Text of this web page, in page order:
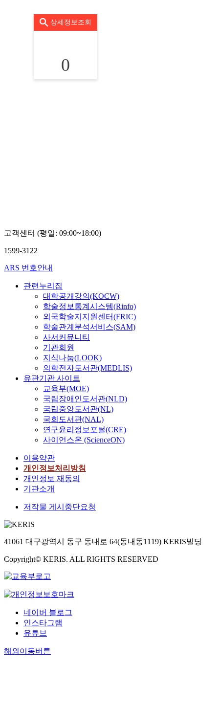
상세정보조회
0
고객센터 (평일: 09:00~18:00)
1599-3122
ARS 번호안내
관련누리집
대학공개강의(KOCW)
학술정보통계시스템(Rinfo)
외국학술지지원센터(FRIC)
학술관계분석서비스(SAM)
사서커뮤니티
기관회원
지식나눔(LOOK)
의학전자도서관(MEDLIS)
유관기관 사이트
교육부(MOE)
국립장애인도서관(NLD)
국립중앙도서관(NL)
국회도서관(NAL)
연구윤리정보포털(CRE)
사이언스온 (ScienceON)
이용약관
개인정보처리방침
개인정보 재동의
기관소개
저작물 게시중단요청
41061 대구광역시 동구 동내로 64(동내동1119) KERIS빌딩
Copyright© KERIS. ALL RIGHTS RESERVED
네이버 블로그
인스타그램
유튜브
해외이동버튼